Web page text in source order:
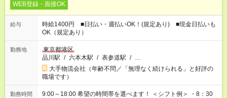
WEB登録・面接OK
給与
時給1400円 ■日払い・週払いOK！(規定あり) ■現金日払いも
OK（規定あり）
勤務地
東京都港区
品川駅 / 六本木駅 / 表参道駅 / …
大手物流会社（年齢不問／「無理なく続けられる」と好評の
職場です）
勤務時間
9:00～18:00 希望の時間帯を選べます！ ＜シフト例＞ ・8：30